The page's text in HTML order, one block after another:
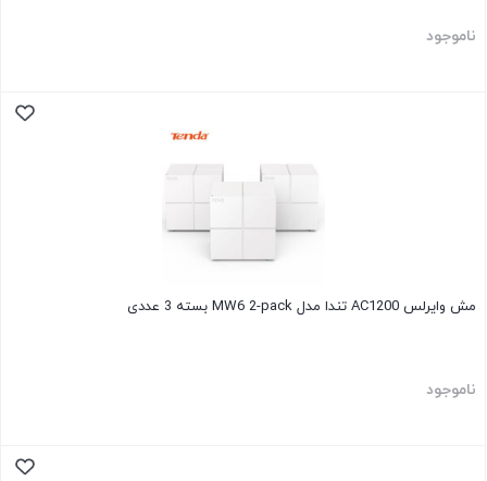
ناموجود
مش وایرلس AC1200 تندا مدل MW6 2-pack بسته 3 عددی
ناموجود